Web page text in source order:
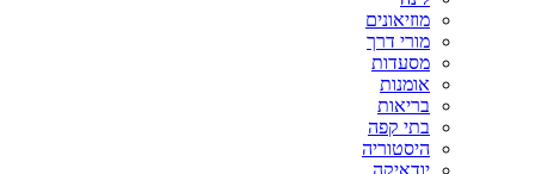
מוזיאונים
מורי דרך
מסעדות
אומנות
בריאות
בתי קפה
היסטוריה
יודאיקה